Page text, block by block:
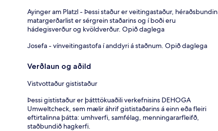
Ayinger am Platzl - Þessi staður er veitingastaður, héraðsbundin
matargerðarlist er sérgrein staðarins og í boði eru
hádegisverður og kvöldverður. Opið daglega
Josefa - vínveitingastofa í anddyri á staðnum. Opið daglega
Verðlaun og aðild
Vistvottaður gististaður
Þessi gististaður er þátttökuaðili verkefnisins DEHOGA
Umweltcheck, sem mælir áhrif gististaðarins á einn eða fleiri
eftirtalinna þátta: umhverfi, samfélag, menningararfleifð,
staðbundið hagkerfi.